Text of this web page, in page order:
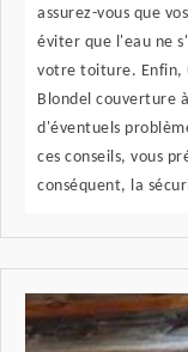
assurez-vous que
éviter que l'eau ne
votre toiture. Enfin,
Blondel couverture
d'éventuels
ces conseils, vous
conséquent, la